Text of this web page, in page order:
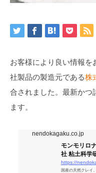
お客様により良い情報
社製品の製造元である株
合されました。最新かつ
ます。
nendokagaku.co.jp
モンモリロ
社 粘土科学
https://
国産の天然クレイ